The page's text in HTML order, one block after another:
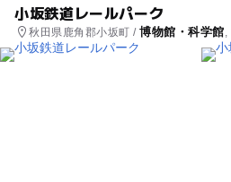
小坂鉄道レールパーク
秋田県鹿角郡小坂町 /博物館・科学館